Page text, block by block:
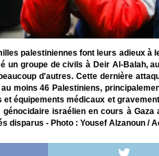
palestiniennes font leurs adieux à
un groupe de civils à Deir Al-Balah,
d'autres. Cette dernière
au moins 46 Palestiniens,
et équipements médicaux et
génocidaire israélien en cours à
disparus - Photo : Yousef Alzanoun /